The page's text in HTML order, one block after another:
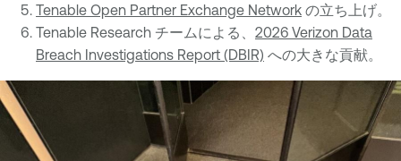
Tenable Open Partner Exchange Network の立ち上げ。
Tenable Research チームによる、 2026 Verizon Data
Breach Investigations Report (DBIR) への大きな貢献。